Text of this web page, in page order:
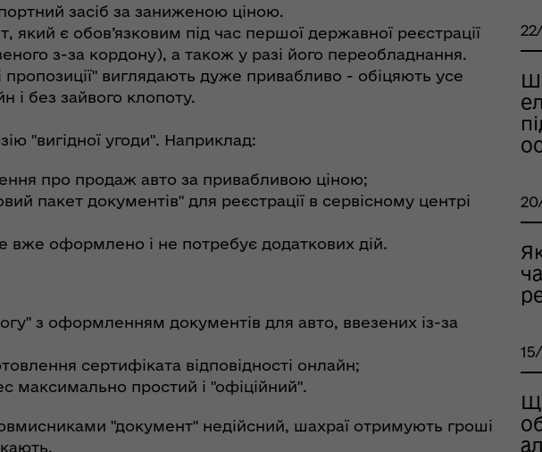
та
Безоплатна правнича
допомога
Координаційний штаб з
засіб за заниженою ціною.
є обов’язковим під час першої державної реєстрації
з-за кордону), а також у разі його переобладнання.
пропозиції" виглядають дуже привабливо - обіцяють усе
і без зайвого клопоту.
"вигідної угоди". Наприклад:
про продаж авто за привабливою ціною;
пакет документів" для реєстрації в сервісному центрі
вже оформлено і не потребує додаткових дій.
з оформленням документів для авто, ввезених із-за
сертифіката відповідності онлайн;
максимально простий і "офіційний".
"документ" недійсний, шахраї отримують гроші